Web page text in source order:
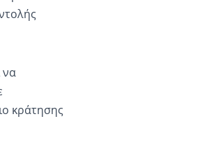
να
κράτησης